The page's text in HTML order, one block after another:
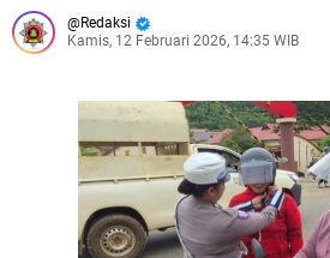
Redaksi
Kamis, 12 Februari 2026, 14:35 WIB